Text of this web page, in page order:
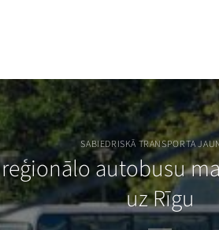
SABIEDRISKĀ TRANSPORTA
autobusu
uz Rīgu